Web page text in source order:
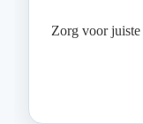
Zorg voor juiste